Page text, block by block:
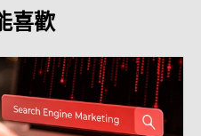
喜歡